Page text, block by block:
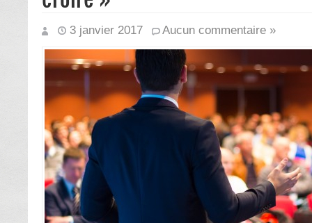
3 janvier 2017 Aucun commentaire »